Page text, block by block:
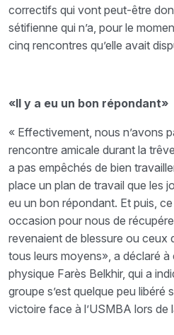
correctifs qui vont peut-être
sétifienne qui n’a, pour le
cinq rencontres qu’elle avait
«Il y a eu un bon répondant»
« Effectivement, nous n’avons
rencontre amicale durant la
a pas empêchés de bien
place un plan de travail que les
eu un bon répondant. Et puis,
occasion pour nous de
revenaient de blessure ou ceux
tous leurs moyens», a déclaré
physique Farès Belkhir, qui a
groupe s’est quelque peu libéré
victoire face à l’USMBA lors de